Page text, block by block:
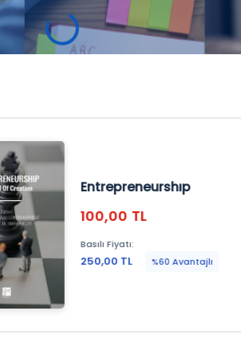
Entrepreneurshıp
100,00 TL
Basılı Fiyatı:
250,00 TL %60 Avantajlı